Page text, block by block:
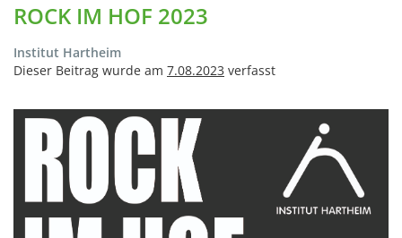
ROCK IM HOF 2023
Institut Hartheim
Dieser Beitrag wurde am 7.08.2023 verfasst